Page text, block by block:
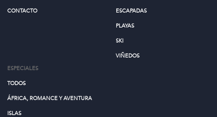
CONTACTO ESCAPADAS
PLAYAS
SKI
VIÑEDOS
ESPECIALES
TODOS
ÁFRICA, ROMANCE Y AVENTURA
ISLAS